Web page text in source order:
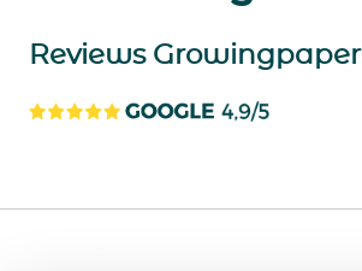
Reviews Growingpaper